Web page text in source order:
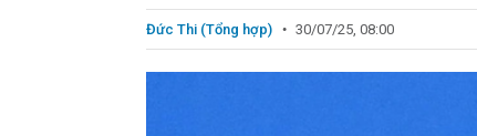
Đức Thi (Tổng hợp) 30/07/25, 08:00